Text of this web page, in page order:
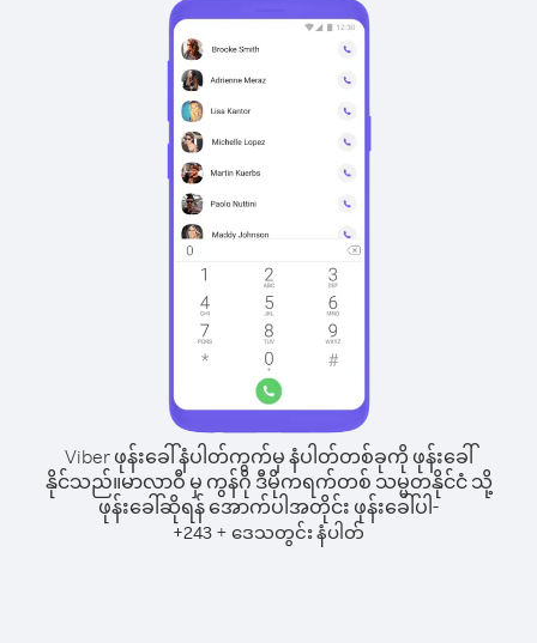
Viber ဖုန်းခေါ်နံပါတ်ကွက်မှ နံပါတ်တစ်ခုကို ဖုန်းခေါ်
နိုင်သည်။မာလာဝီ မှ ကွန်ဂို ဒီမိုကရက်တစ် သမ္မတနိုင်ငံ သို့
ဖုန်းခေါ်ဆိုရန် အောက်ပါအတိုင်း ဖုန်းခေါ်ပါ-
+243 + ဒေသတွင်း နံပါတ်